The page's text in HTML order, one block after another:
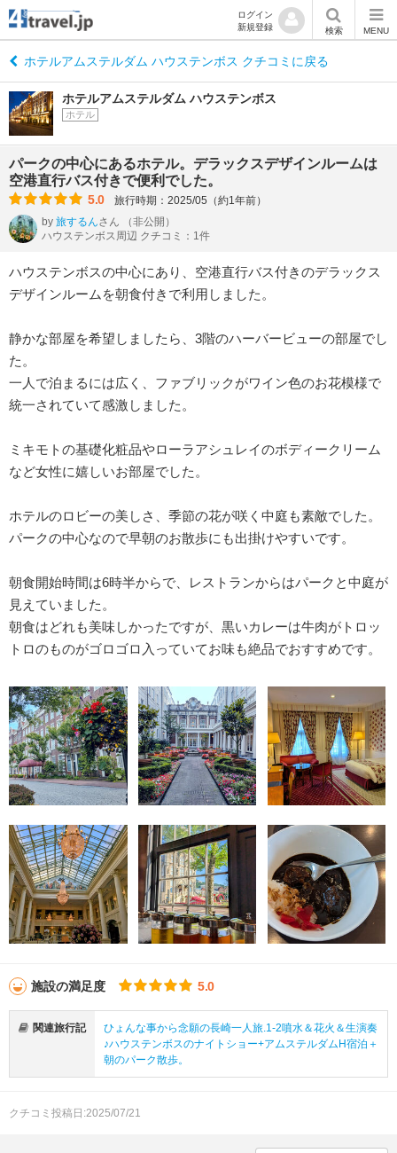
ログイン
新規登録
検索 MENU
ホテルアムステルダム ハウステンボス クチコミに戻る
ホテルアムステルダム ハウステンボス
ホテル
パークの中心にあるホテル。デラックスデザインルームは
空港直行バス付きで便利でした。
5.0
旅行時期：2025/05（約1年前）
by 旅するんさん
（非公開）
ハウステンボス周辺 クチコミ：1件
ハウステンボスの中心にあり、空港直行バス付きのデラックス
デザインルームを朝食付きで利用しました。
静かな部屋を希望しましたら、3階のハーバービューの部屋でし
た。
一人で泊まるには広く、ファブリックがワイン色のお花模様で
統一されていて感激しました。
ミキモトの基礎化粧品やローラアシュレイのボディークリーム
など女性に嬉しいお部屋でした。
ホテルのロビーの美しさ、季節の花が咲く中庭も素敵でした。
パークの中心なので早朝のお散歩にも出掛けやすいです。
朝食開始時間は6時半からで、レストランからはパークと中庭が
見えていました。
朝食はどれも美味しかったですが、黒いカレーは牛肉がトロッ
トロのものがゴロゴロ入っていてお味も絶品でおすすめです。
施設の満足度 5.0
関連旅行記
ひょんな事から念願の長崎一人旅.1-2噴水＆花火＆生演奏
♪ハウステンボスのナイトショー+アムステルダムH宿泊＋
朝のパーク散歩。
クチコミ投稿日:2025/07/21